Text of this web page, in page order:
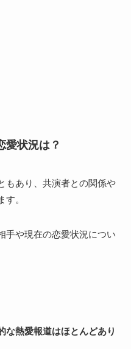
愛状況は？
もあり、共演者との関係や
。
手や現在の恋愛状況につい
な熱愛報道はほとんどあり